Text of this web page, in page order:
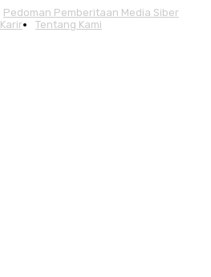
Pedoman Pemberitaan Media Siber
Karir Tentang Kami